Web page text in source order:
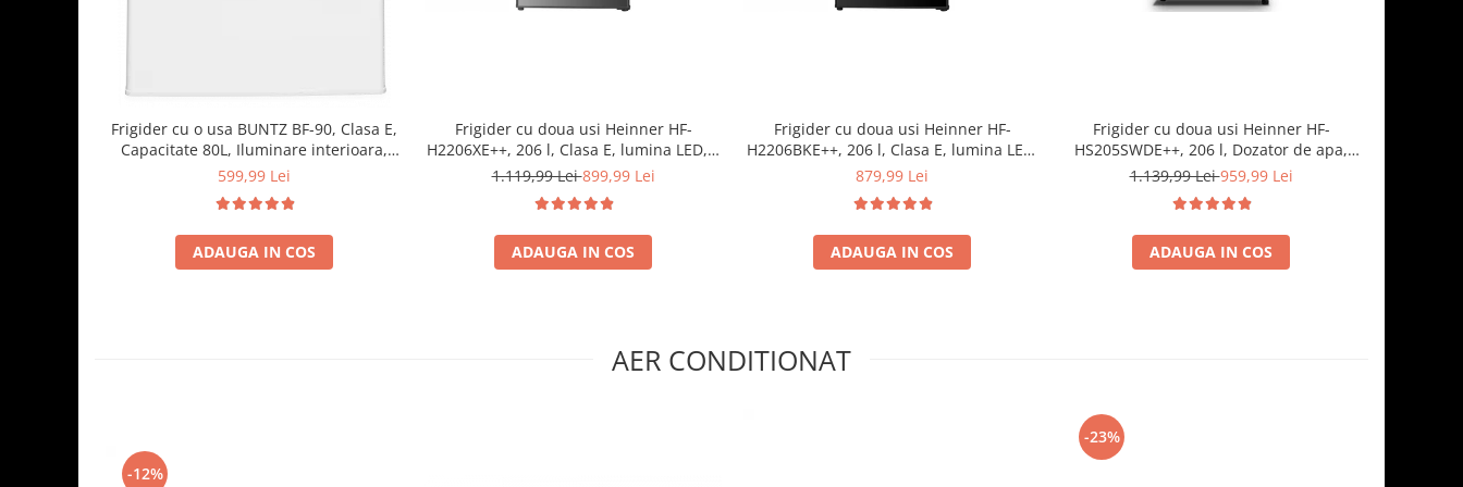
Frigider cu o usa BUNTZ BF-90, Clasa E,
Capacitate 80L, Iluminare interioara,
Compartiment gheata, H 83 cm, Alb
599,99 Lei
ADAUGA IN COS
Frigider cu doua usi Heinner HF-
H2206XE++, 206 l, Clasa E, lumina LED, 3
rafturi de sticla, H 143 cm, Inox
1.119,99 Lei899,99 Lei
ADAUGA IN COS
Frigider cu doua usi Heinner HF-
H2206BKE++, 206 l, Clasa E, lumina LED,
3 rafturi de sticla, H 143 cm, Negru
879,99 Lei
ADAUGA IN COS
Frigider cu doua usi Heinner HF-
HS205SWDE++, 206 l, Dozator de apa,
Iluminare LED, H 143.4 cm, Clasa E,
1.139,99 Lei959,99 Lei
ADAUGA IN COS
AER CONDITIONAT
-12%
-23%